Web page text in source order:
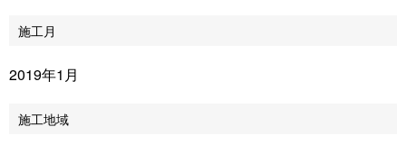
施工月
2019年1月
施工地域